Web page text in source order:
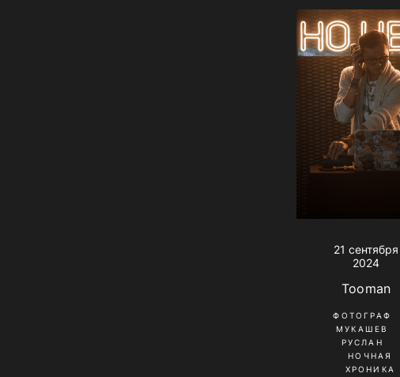
21 сентября
2024
Tooman
ФОТОГРАФ
МУКАШЕВ
РУСЛАН
НОЧНАЯ
ХРОНИКА